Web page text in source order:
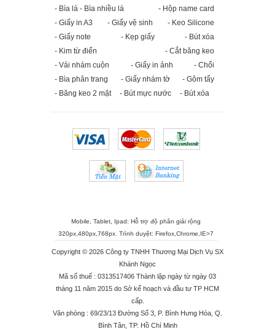
- Bìa lá - Bìa nhiều lá
- Hộp name card
- Giấy in A3
- Giấy vệ sinh
- Keo Silicone
- Giấy note
- Kẹp giấy
- Bút xóa
- Kim từ điển
- Cắt băng keo
- Vải nhám cuộn
- Giấy in ảnh
- Chổi
- Bìa phân trang
- Giấy nhám tờ
- Gôm tẩy
- Băng keo 2 mặt
- Bút mực nước - Bút xóa
Mobile, Tablet, Ipad: Hỗ trợ độ phân giải rộng
320px,480px,768px. Trình duyệt: Firefox,Chrome,IE>7
Copyright © 2026 Công ty TNHH Thương Mại Dịch Vụ SX
Khánh Ngọc
Mã số thuế : 0313517406 Thành lập ngày từ ngày 03
tháng 11 năm 2015 do Sở kế hoạch và đầu tư TP HCM
cấp.
Văn phòng : 69/23/13 Đường Số 3, P. Bình Hưng Hòa, Q.
Bình Tân, TP. Hồ Chí Minh